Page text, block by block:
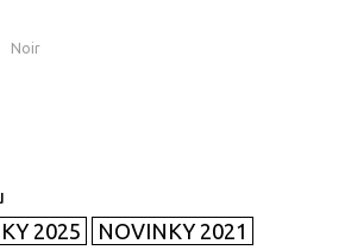
Noir
2025
NOVINKY 2021